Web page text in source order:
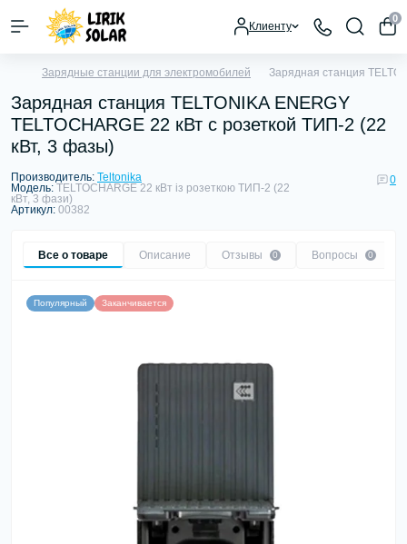
Клиенту
0
Зарядные станции для электромобилей Зарядная станция
Зарядная станция TELTONIKA ENERGY
TELTOCHARGE 22 кВт с розеткой ТИП-2 (22
кВт, 3 фазы)
Производитель: Teltonika
Модель: TELTOCHARGE 22 кВт із розеткою ТИП-2 (22
кВт, 3 фази)
Артикул: 00382
0
Все о товаре Описание Отзывы 0 Вопросы 0
Популярный Заканчивается